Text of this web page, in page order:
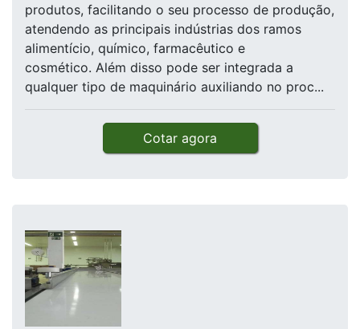
produtos, facilitando o seu processo de produção,
atendendo as principais indústrias dos ramos
alimentício, químico, farmacêutico e
cosmético. Além disso pode ser integrada a
qualquer tipo de maquinário auxiliando no proc...
Cotar agora